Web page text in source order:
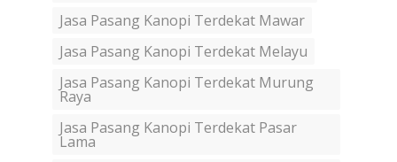
Jasa Pasang Kanopi Terdekat Mawar
Jasa Pasang Kanopi Terdekat Melayu
Jasa Pasang Kanopi Terdekat Murung
Raya
Jasa Pasang Kanopi Terdekat Pasar
Lama